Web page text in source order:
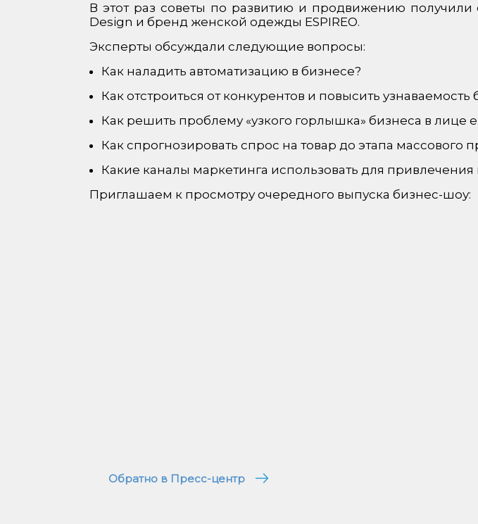
В этот раз советы по развитию и продвижению
Design и бренд женской одежды ESPIREO.
Эксперты обсуждали следующие вопросы:
Как наладить автоматизацию в бизнесе?
Как отстроиться от конкурентов и повысить узнаваемость
Как решить проблему «узкого горлышка» бизнеса в лице
Как спрогнозировать спрос на товар до этапа массового
Какие каналы маркетинга использовать для привлечения
Приглашаем к просмотру очередного выпуска бизнес-шоу:
Обратно в Пресс-центр